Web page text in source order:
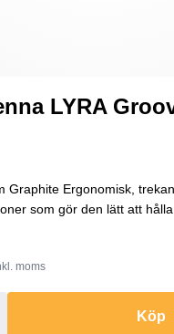
LYRA
Graphite Ergonomisk,
som gör den lätt att
moms
Köp